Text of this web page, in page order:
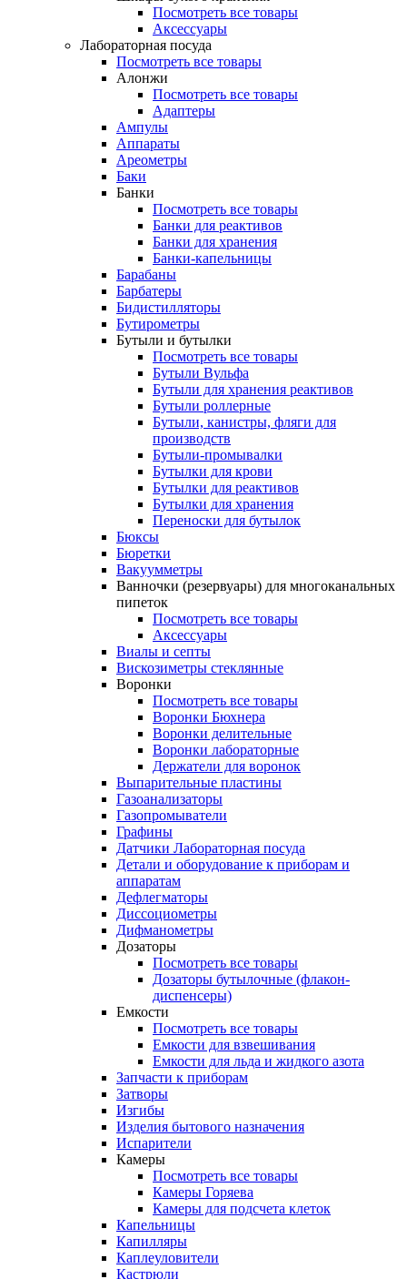
Посмотреть все товары
Аксессуары
Лабораторная посуда
Посмотреть все товары
Алонжи
Посмотреть все товары
Адаптеры
Ампулы
Аппараты
Ареометры
Баки
Банки
Посмотреть все товары
Банки для реактивов
Банки для хранения
Банки-капельницы
Барабаны
Барбатеры
Бидистилляторы
Бутирометры
Бутыли и бутылки
Посмотреть все товары
Бутыли Вульфа
Бутыли для хранения реактивов
Бутыли роллерные
Бутыли, канистры, фляги для
производств
Бутыли-промывалки
Бутылки для крови
Бутылки для реактивов
Бутылки для хранения
Переноски для бутылок
Бюксы
Бюретки
Вакуумметры
Ванночки (резервуары) для многоканальных
пипеток
Посмотреть все товары
Аксессуары
Виалы и септы
Вискозиметры стеклянные
Воронки
Посмотреть все товары
Воронки Бюхнера
Воронки делительные
Воронки лабораторные
Держатели для воронок
Выпарительные пластины
Газоанализаторы
Газопромыватели
Графины
Датчики Лабораторная посуда
Детали и оборудование к приборам и
аппаратам
Дефлегматоры
Диссоциометры
Дифманометры
Дозаторы
Посмотреть все товары
Дозаторы бутылочные (флакон-
диспенсеры)
Емкости
Посмотреть все товары
Емкости для взвешивания
Емкости для льда и жидкого азота
Запчасти к приборам
Затворы
Изгибы
Изделия бытового назначения
Испарители
Камеры
Посмотреть все товары
Камеры Горяева
Камеры для подсчета клеток
Капельницы
Капилляры
Каплеуловители
Кастрюли